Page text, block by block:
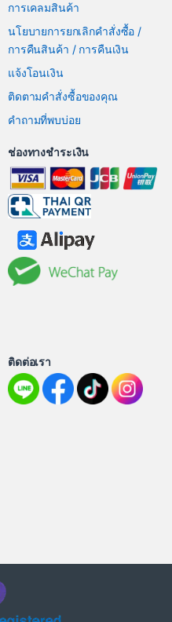
การเคลมสินค้า
นโยบายการยกเลิกคำสั่งซื้อ /
การคืนสินค้า / การคืนเงิน
แจ้งโอนเงิน
ติดตามคำสั่งซื้อของคุณ
คำถามที่พบบ่อย
ช่องทางชำระเงิน
ติดต่อเรา